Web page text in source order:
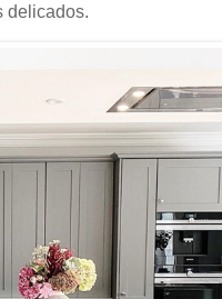
delicados.